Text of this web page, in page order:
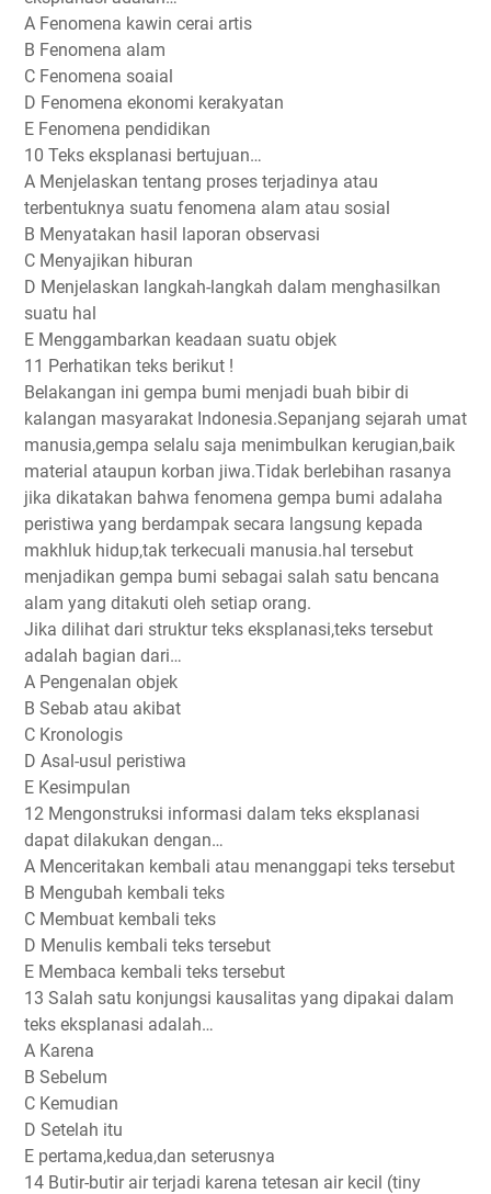
A Fenomena kawin cerai artis
B Fenomena alam
C Fenomena soaial
D Fenomena ekonomi kerakyatan
E Fenomena pendidikan
10 Teks eksplanasi bertujuan…
A Menjelaskan tentang proses terjadinya atau
terbentuknya suatu fenomena alam atau sosial
B Menyatakan hasil laporan observasi
C Menyajikan hiburan
D Menjelaskan langkah-langkah dalam menghasilkan
suatu hal
E Menggambarkan keadaan suatu objek
11 Perhatikan teks berikut !
Belakangan ini gempa bumi menjadi buah bibir di
kalangan masyarakat Indonesia.Sepanjang sejarah umat
manusia,gempa selalu saja menimbulkan kerugian,baik
material ataupun korban jiwa.Tidak berlebihan rasanya
jika dikatakan bahwa fenomena gempa bumi adalaha
peristiwa yang berdampak secara langsung kepada
makhluk hidup,tak terkecuali manusia.hal tersebut
menjadikan gempa bumi sebagai salah satu bencana
alam yang ditakuti oleh setiap orang.
Jika dilihat dari struktur teks eksplanasi,teks tersebut
adalah bagian dari…
A Pengenalan objek
B Sebab atau akibat
C Kronologis
D Asal-usul peristiwa
E Kesimpulan
12 Mengonstruksi informasi dalam teks eksplanasi
dapat dilakukan dengan…
A Menceritakan kembali atau menanggapi teks tersebut
B Mengubah kembali teks
C Membuat kembali teks
D Menulis kembali teks tersebut
E Membaca kembali teks tersebut
13 Salah satu konjungsi kausalitas yang dipakai dalam
teks eksplanasi adalah…
A Karena
B Sebelum
C Kemudian
D Setelah itu
E pertama,kedua,dan seterusnya
14 Butir-butir air terjadi karena tetesan air kecil (tiny